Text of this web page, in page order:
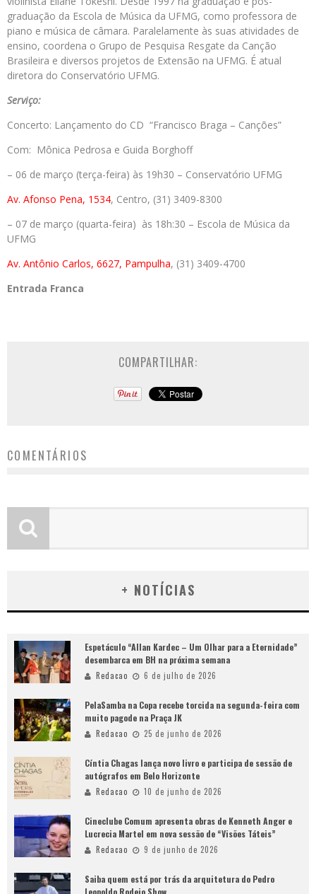
graduação da Escola de Música da UFMG, como professora de
piano e música de câmara. Paralelamente às suas atividades de
ensino, coordena o Grupo de Pesquisa Resgate da Canção
Brasileira e diversos projetos de Extensão na UFMG. É atual
diretora do Conservatório UFMG.
Serviço:
Concerto: Lançamento do CD “Francisco Braga – Canções”
Com: Mônica Pedrosa e Guida Borghoff
– 06 de março (terça-feira) às 19h30 – Conservatório UFMG
Av. Afonso Pena, 1534, Centro, (31) 3409-8300
– 07 de março (quarta-feira) às 18h:30 – Escola de Música da
UFMG
Av. Antônio Carlos, 6627, Pampulha, (31) 3409-4700
Entrada Franca
COMPARTILHAR:
COMENTÁRIOS
+ NOTÍCIAS
Espetáculo “Allan Kardec – Um Olhar para a Eternidade”
desembarca em BH na próxima semana
Redacao 6 de julho de 2026
PelaSamba na Copa recebe torcida na segunda-feira com
muito pagode na Praça JK
Redacao 25 de junho de 2026
Cíntia Chagas lança novo livro e participa de sessão de
autógrafos em Belo Horizonte
Redacao 10 de junho de 2026
Cineclube Comum apresenta obras de Kenneth Anger e
Lucrecia Martel em nova sessão de “Visões Táteis”
Redacao 9 de junho de 2026
Saiba quem está por trás da arquitetura do Pedro
Leopoldo Rodeio Show